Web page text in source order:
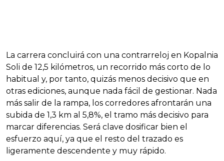
La carrera concluirá con una contrarreloj en Kopalnia
Soli de 12,5 kilómetros, un recorrido más corto de lo
habitual y, por tanto, quizás menos decisivo que en
otras ediciones, aunque nada fácil de gestionar. Nada
más salir de la rampa, los corredores afrontarán una
subida de 1,3 km al 5,8%, el tramo más decisivo para
marcar diferencias. Será clave dosificar bien el
esfuerzo aquí, ya que el resto del trazado es
ligeramente descendente y muy rápido.